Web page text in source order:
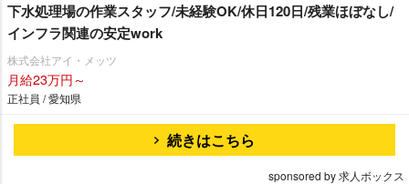
できますよ♪
下水処理場の作業スタッフ/未経験OK/休日120日/残業ほぼなし/
インフラ関連の安定work
株式会社アイ・メッツ
月給23万円～
正社員 / 愛知県
続きはこちら
sponsored by 求人ボックス